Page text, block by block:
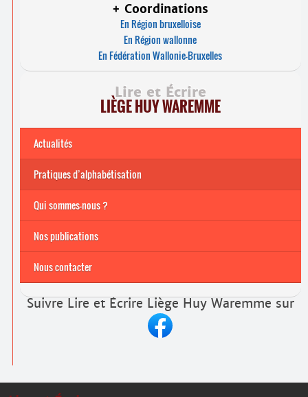
+ Coordinations
En Région bruxelloise
En Région wallonne
En Fédération Wallonie-Bruxelles
Lire et Écrire
LIÈGE HUY WAREMME
Actualités
Pratiques d’alphabétisation
Archives
Formations continuées 2026-2027
Qui sommes-nous ?
Nos publications
Nous contacter
Suivre Lire et Écrire Liège Huy Waremme sur